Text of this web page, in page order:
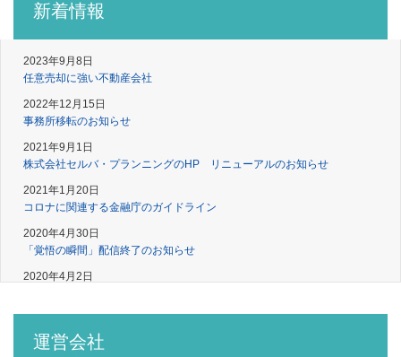
新着情報
2023年9月8日
任意売却に強い不動産会社
2022年12月15日
事務所移転のお知らせ
2021年9月1日
株式会社セルバ・プランニングのHP リニューアルのお知らせ
2021年1月20日
コロナに関連する金融庁のガイドライン
2020年4月30日
「覚悟の瞬間」配信終了のお知らせ
2020年4月2日
2019年9月24日
当サイト、人気ブログの紹介
運営会社